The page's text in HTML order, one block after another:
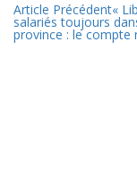
Article Précédent«
salariés toujours
province : le compte